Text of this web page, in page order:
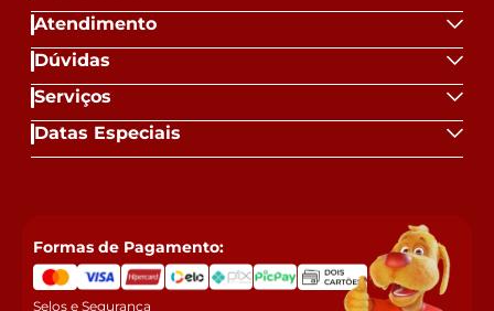
Atendimento
Dúvidas
Serviços
Datas Especiais
Formas de Pagamento:
Selos e Segurança